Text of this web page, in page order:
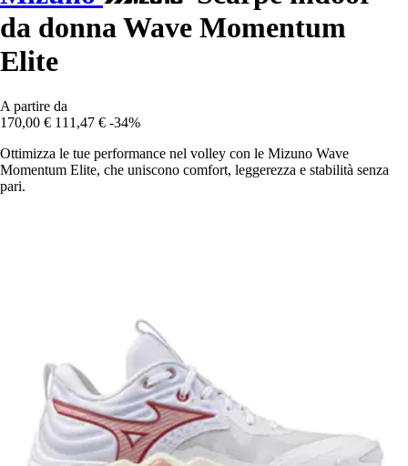
da donna Wave Momentum
Elite
A partire da
170,00 € 111,47 € -34%
Ottimizza le tue performance nel volley con le Mizuno Wave
Momentum Elite, che uniscono comfort, leggerezza e stabilità senza
pari.